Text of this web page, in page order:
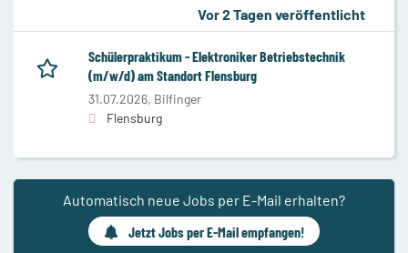
Vor 2 Tagen veröffentlicht
Schülerpraktikum - Elektroniker Betriebstechnik
(m/w/d) am Standort Flensburg
31.07.2026, Bilfinger
Flensburg
Automatisch neue Jobs per E-Mail erhalten?
Jetzt Jobs per E-Mail empfangen!